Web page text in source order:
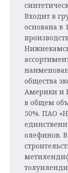
Входит в
основана в
общества
Америки и
в общем
50%. ПАО
олефинов.